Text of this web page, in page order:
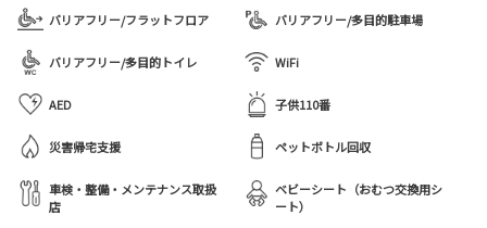
バリアフリー/フラットフロア バリアフリー/多目的駐車場
バリアフリー/多目的トイレ WiFi
AED 子供110番
災害帰宅支援 ペットボトル回収
車検・整備・メンテナンス取扱
店
ベビーシート（おむつ交換用シ
ート）